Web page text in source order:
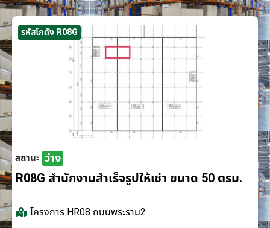
รหัสโกดัง R08G
สถานะ ว่าง
R08G สำนักงานสำเร็จรูปให้เช่า ขนาด 50 ตรม.
โครงการ HR08 ถนนพระราม2